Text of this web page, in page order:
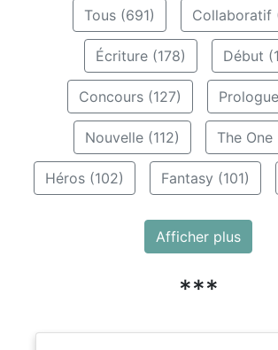
Tous (691) Collaboratif
Écriture (178) Début
Concours (127)
Nouvelle (112) The One
Héros (102) Fantasy (101)
Afficher plus
***